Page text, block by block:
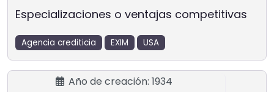
Especializaciones o ventajas competitivas
Agencia crediticia EXIM USA
Año de creación: 1934